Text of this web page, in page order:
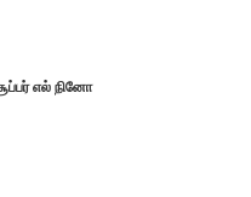
எல் நினோ